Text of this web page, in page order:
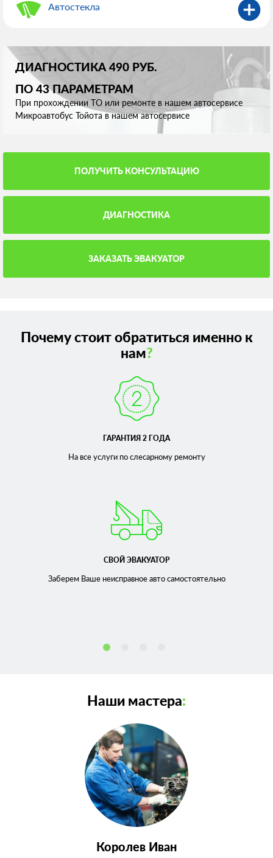
Автостекла
ДИАГНОСТИКА 490 РУБ.
ПО 43 ПАРАМЕТРАМ
При прохождении ТО или ремонте в нашем автосервисе
Микроавтобус Тойота в нашем автосервисе
ПОЛУЧИТЬ КОНСУЛЬТАЦИЮ
ДИАГНОСТИКА
ЗАКАЗАТЬ ЭВАКУАТОР
Почему стоит обратиться именно к
нам?
ГАРАНТИЯ 2 ГОДА
На все услуги по слесарномуремонту
СВОЙ ЭВАКУАТОР
Заберем Ваше неисправноеавто самостоятельно
Наши мастера:
Королев Иван